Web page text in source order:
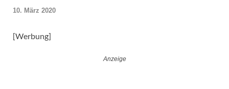
10. März 2020
[Werbung]